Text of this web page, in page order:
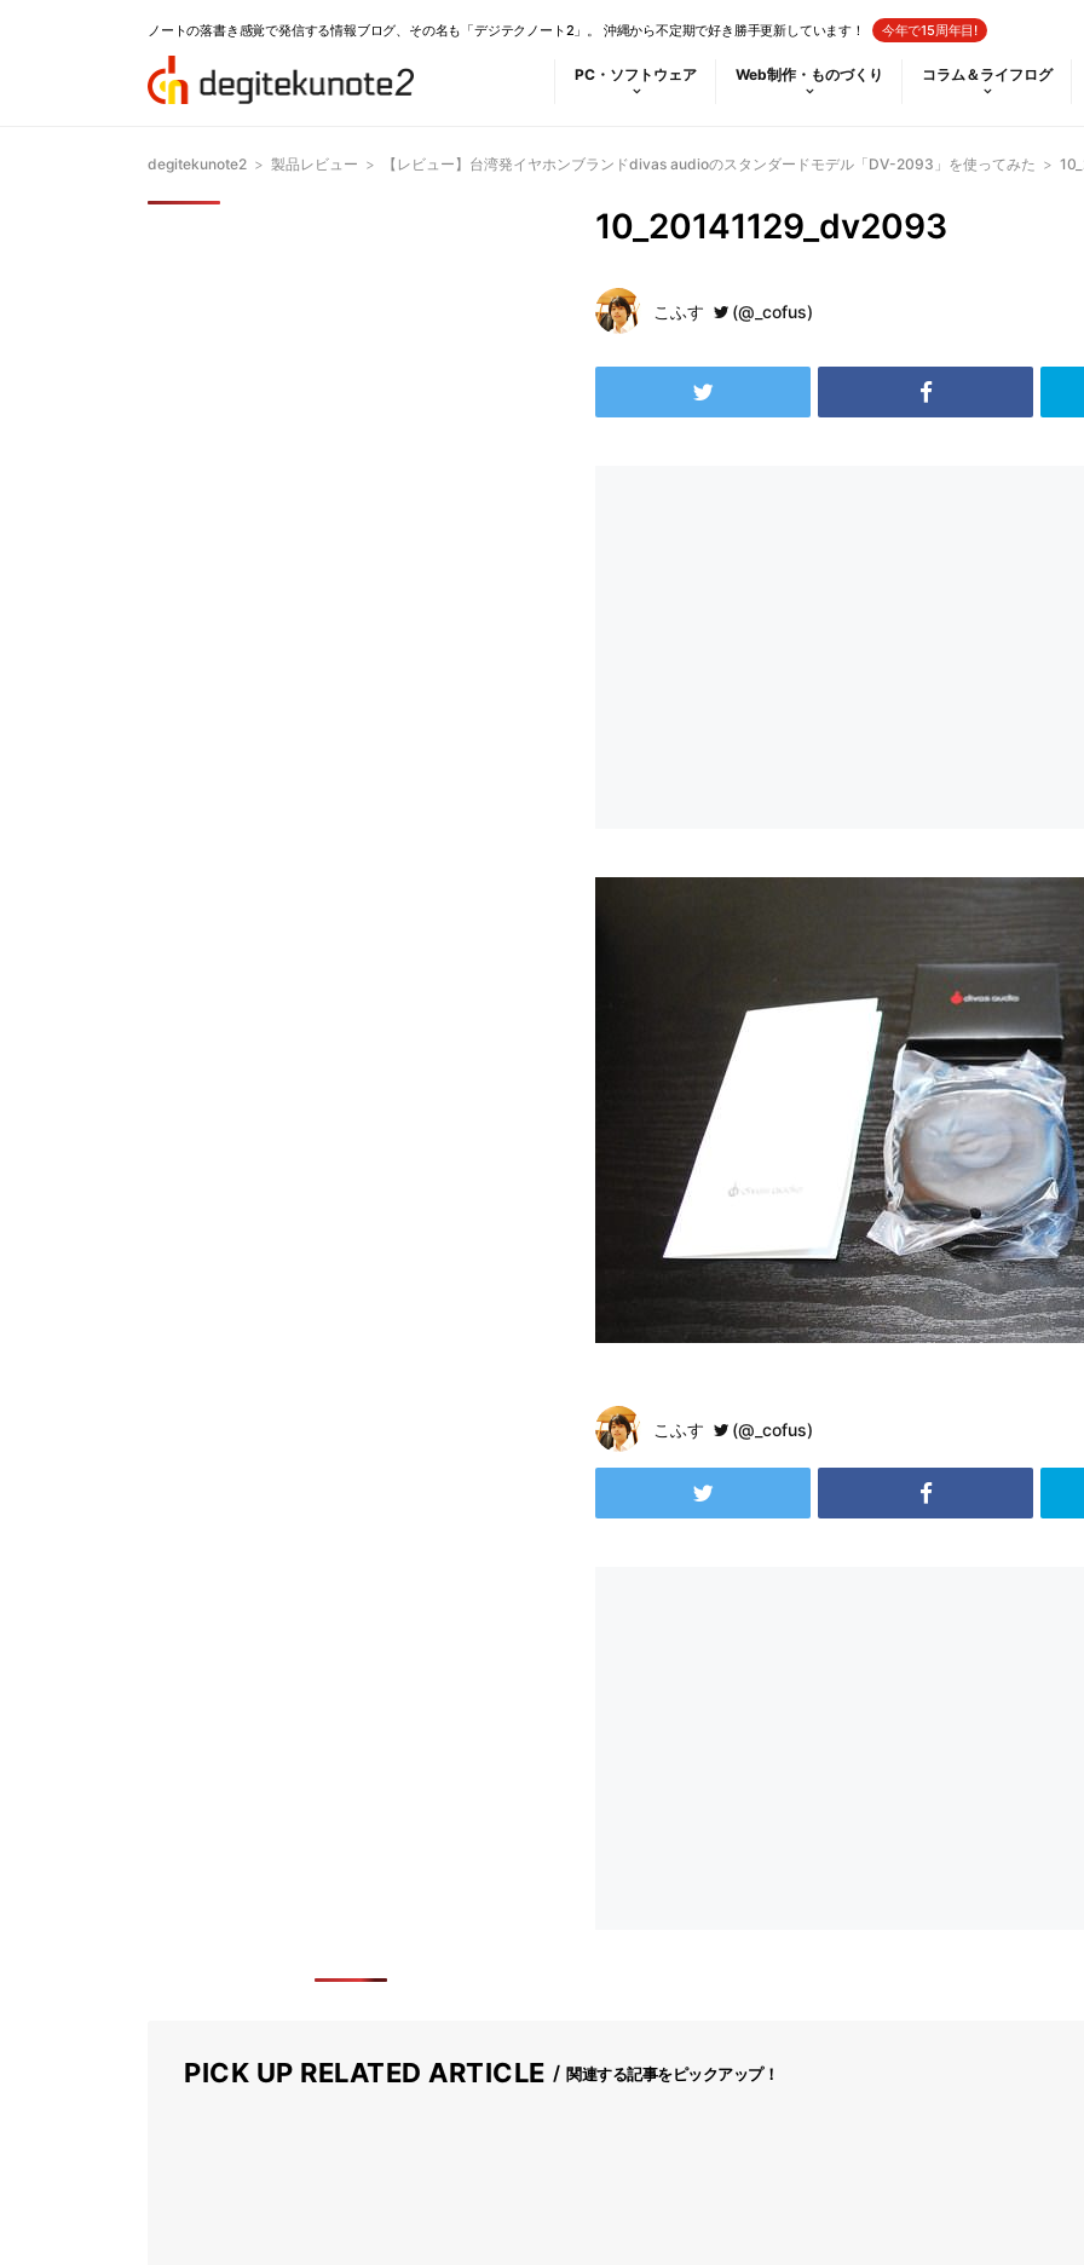
ノートの落書き感覚で発信する情報ブログ、その名も「デジテクノート2」。 沖縄から不定期で好き勝手更新しています！ 今年で15周年目!
PC・ソフトウェア Web制作・ものづくり コラム＆ライフログ
degitekunote2 > 製品レビュー > 【レビュー】台湾発イヤホンブランドdivas audioのスタンダードモデル「DV-2093」を使ってみた >
10_20141129_dv2093
こふす (@_cofus)
こふす (@_cofus)
PICK UP RELATED ARTICLE 関連する記事をピックアップ！